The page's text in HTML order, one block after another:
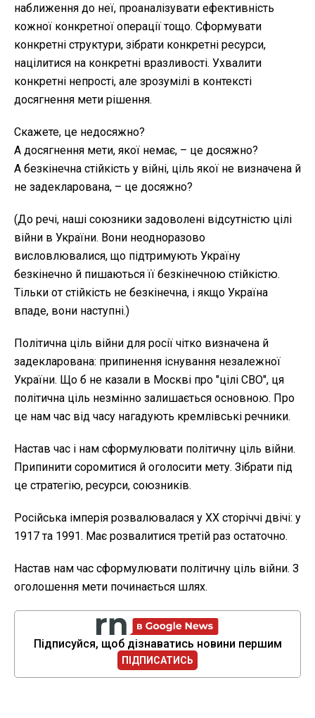
наближення до неї, проаналізувати ефективність
кожної конкретної операції тощо. Сформувати
конкретні структури, зібрати конкретні ресурси,
націлитися на конкретні вразливості. Ухвалити
конкретні непрості, але зрозумілі в контексті
досягнення мети рішення.
Скажете, це недосяжно?
А досягнення мети, якої немає, – це досяжно?
А безкінечна стійкість у війні, ціль якої не визначена й
не задекларована, – це досяжно?
(До речі, наші союзники задоволені відсутністю цілі
війни в України. Вони неодноразово
висловлювалися, що підтримують Україну
безкінечно й пишаються її безкінечною стійкістю.
Тільки от стійкість не безкінечна, і якщо Україна
впаде, вони наступні.)
Політична ціль війни для росії чітко визначена й
задекларована: припинення існування незалежної
України. Що б не казали в Москві про "цілі СВО", ця
політична ціль незмінно залишається основною. Про
це нам час від часу нагадують кремлівські речники.
Настав час і нам сформулювати політичну ціль війни.
Припинити соромитися й оголосити мету. Зібрати під
це стратегію, ресурси, союзників.
Російська імперія розвалювалася у ХХ сторіччі двічі: у
1917 та 1991. Має розвалитися третій раз остаточно.
Настав нам час сформулювати політичну ціль війни. З
оголошення мети починається шлях.
Підписуйся, щоб дізнаватись новини першим
ПІДПИСАТИСЬ